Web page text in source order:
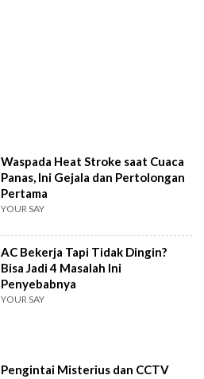
Waspada Heat Stroke saat Cuaca
Panas, Ini Gejala dan Pertolongan
Pertama
YOUR SAY
AC Bekerja Tapi Tidak Dingin?
Bisa Jadi 4 Masalah Ini
Penyebabnya
YOUR SAY
Pengintai Misterius dan CCTV